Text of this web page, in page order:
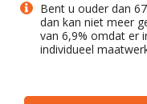
Bent u ouder dan
dan kan niet meer
van 6,9% omdat er
individueel